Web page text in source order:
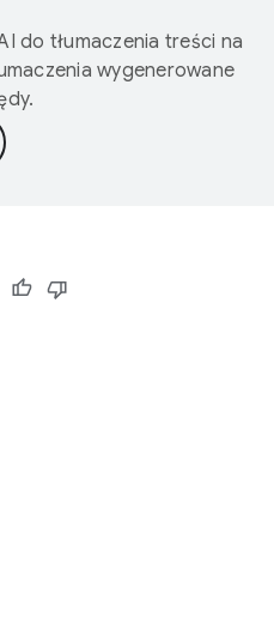
do tłumaczenia treści na
wygenerowane